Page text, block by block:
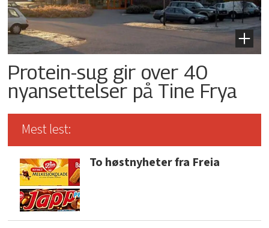
Protein-sug gir over 40
nyansettelser på Tine Frya
Mest lest:
To høstnyheter fra Freia